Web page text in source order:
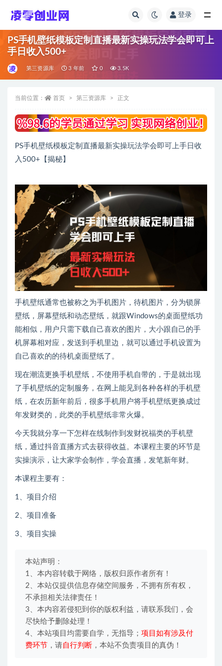
登录
PS手机壁纸模板定制直播最新实操玩法学会即可上
手日收入500+
第三资源库 3 年前 0 3.5K
当前位置： 首页 第三资源库 正文
PS手机壁纸模板定制直播最新实操玩法学会即可上手日收
入500+【揭秘】
手机壁纸通常也被称之为手机图片，待机图片，分为锁屏
壁纸，屏幕壁纸和动态壁纸，就跟Windows的桌面壁纸功
能相似，用户只需下载自己喜欢的图片，大小跟自己的手
机屏幕相对应，发送到手机里边，就可以通过手机设置为
自己喜欢的的待机桌面壁纸了。
现在潮流更换手机壁纸，不使用手机自带的，于是就出现
了手机壁纸的定制服务，在网上能见到各种各样的手机壁
纸，在农历新年前后，很多手机用户将手机壁纸更换成过
年发财类的，此类的手机壁纸非常火爆。
今天我就分享一下怎样在线制作到发财祝福类的手机壁
纸，通过抖音直播方式去获得收益。本课程主要的环节是
实操演示，让大家学会制作，学会直播，发笔新年财。
本课程主要有：
1、项目介绍
2、项目准备
3、项目实操
本站声明：
1、本内容转载于网络，版权归原作者所有！
2、本站仅提供信息存储空间服务，不拥有所有权，
不承担相关法律责任！
3、本内容若侵犯到你的版权利益，请联系我们，会
尽快给予删除处理！
4、本站项目均需要自学，无指导； 项目如有涉及付
费环节 ，请自行判断 ，本站不负责项目的真伪！